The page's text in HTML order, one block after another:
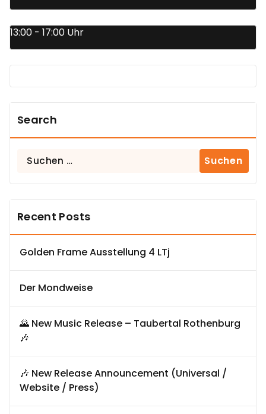
13:00 - 17:00 Uhr
Search
Suchen
Recent Posts
Golden Frame Ausstellung 4 LTj
Der Mondweise
🌄 New Music Release – Taubertal Rothenburg
🎶
🎶 New Release Announcement (Universal /
Website / Press)